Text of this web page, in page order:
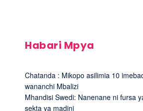
Habari Mpya
Chatanda : Mikopo asilimia 10
wananchi Mbalizi
Mhandisi Swedi: Nanenane ni fursa
sekta ya madini